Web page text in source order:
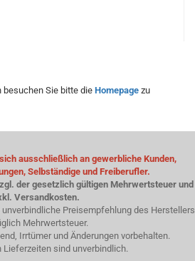
besuchen Sie bitte die Homepage zu
ausschließlich an gewerbliche Kunden,
Selbständige und Freiberufler.
der gesetzlich gültigen Mehrwertsteuer und
Versandkosten.
unverbindliche Preisempfehlung des Herstellers
Mehrwertsteuer.
Irrtümer und Änderungen vorbehalten.
Lieferzeiten sind unverbindlich.